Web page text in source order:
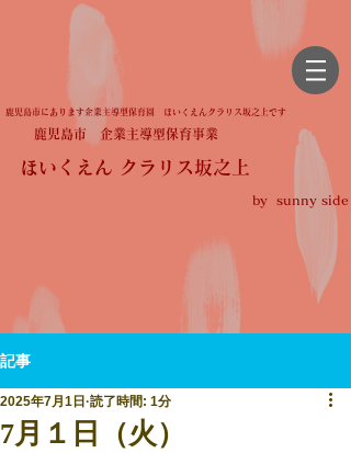
鹿児島市にあります企業主導型保育園 ほいくえんクラリス坂之上です
鹿児島市 企業主導型保育事業
ほいくえん クラリス坂之上
by sunny side
記事
7月１日（火）
2025年7月1日 読了時間: 1分